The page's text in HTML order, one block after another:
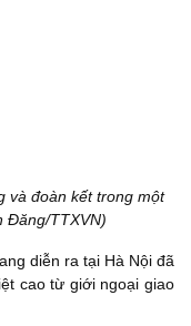
và đoàn kết trong một
Đăng/TTXVN)
diễn ra tại Hà Nội đã
cao từ giới ngoại giao